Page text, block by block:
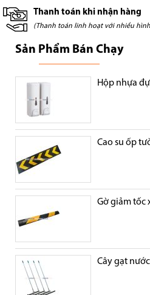
Thanh toán khi nhận hàng
(Thanh toán linh hoạt với nhiều
Sản Phẩm Bán Chạy
Hộp nhựa
Cao su ốp
Gờ giảm tốc
Cây gạt